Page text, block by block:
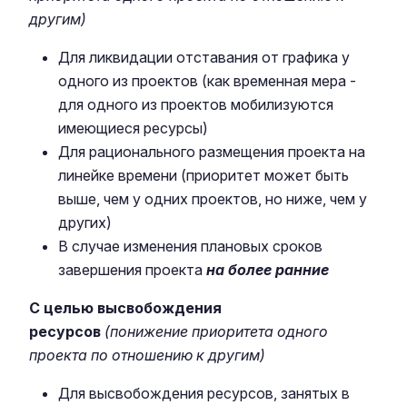
другим)
Для ликвидации отставания от графика у
одного из проектов (как временная мера -
для одного из проектов мобилизуются
имеющиеся ресурсы)
Для рационального размещения проекта на
линейке времени (приоритет может быть
выше, чем у одних проектов, но ниже, чем у
других)
В случае изменения плановых сроков
завершения проекта на более ранние
С целью высвобождения
ресурсов (понижение приоритета одного
проекта по отношению к другим)
Для высвобождения ресурсов, занятых в